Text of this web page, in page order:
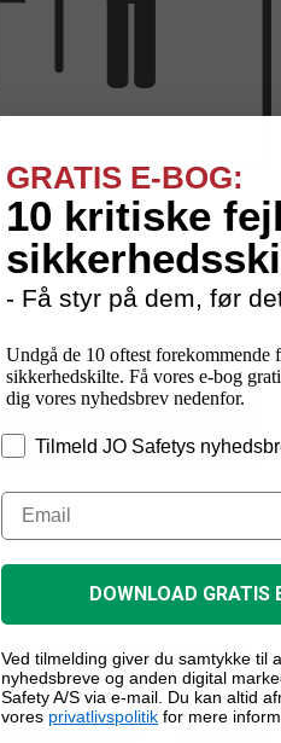
GRATIS E-BOG:
10 kritiske
- Få styr på dem, før
Undgå de 10 oftest forekommende
sikkerhedskilte. Få vores e-bog
dig vores nyhedsbrev nedenfor.
Tilmeld JO Safetys
DOWNLOAD GRATIS
Ved tilmelding giver du samtykke til
nyhedsbreve og anden digital
Safety A/S via e-mail. Du kan altid
vores privatlivspolitik for mere